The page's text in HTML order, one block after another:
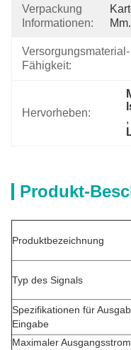
Verpackung
Informationen:
Mm.
Versorgungsmaterial-
Fähigkeit:
Hervorheben:
,
Produkt-
Produktbezeichnung
Typ des Signals
Spezifikationen für
Eingabe
Maximaler Ausgangsstrom